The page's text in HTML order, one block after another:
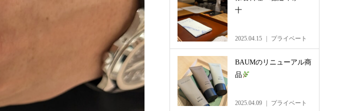
十
2025.04.15 プライベート
BAUMのリニューアル商
品
2025.04.09 プライベート